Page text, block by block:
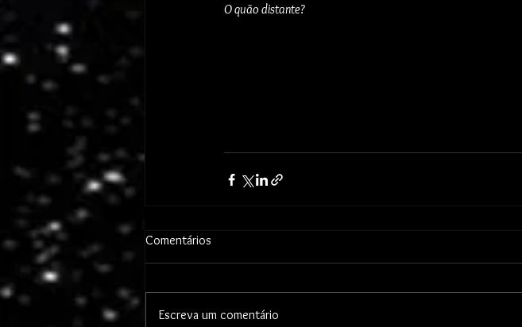
O quão distante?
Comentários
Escreva um comentário